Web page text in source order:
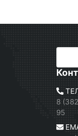
8
95